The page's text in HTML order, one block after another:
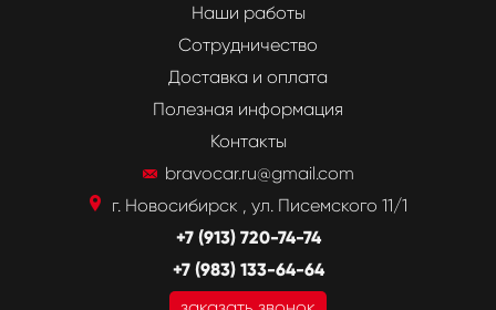
Наши работы
Сотрудничество
Доставка и оплата
Полезная информация
Контакты
bravocar.ru@gmail.com
г. Новосибирск , ул. Писемского 11/1
+7 (913) 720-74-74
+7 (983) 133-64-64